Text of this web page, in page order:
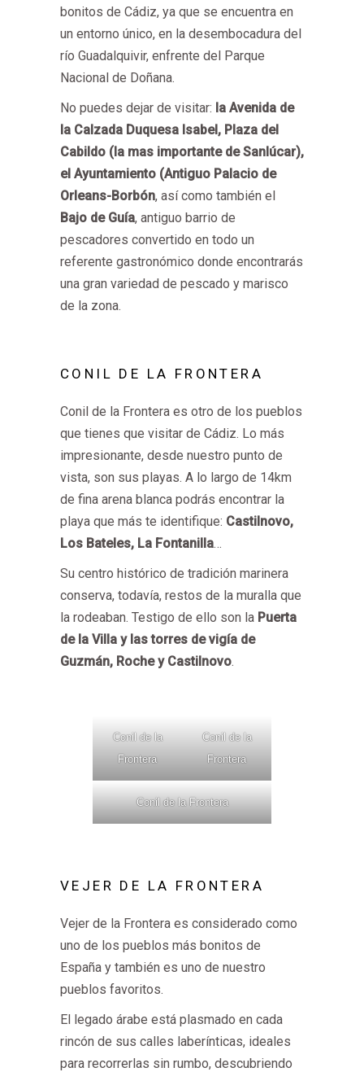
bonitos de Cádiz, ya que se encuentra en
un entorno único, en la desembocadura del
río Guadalquivir, enfrente del Parque
Nacional de Doñana.
No puedes dejar de visitar: la Avenida de
la Calzada Duquesa Isabel, Plaza del
Cabildo (la mas importante de Sanlúcar),
el Ayuntamiento (Antiguo Palacio de
Orleans-Borbón, así como también el
Bajo de Guía, antiguo barrio de
pescadores convertido en todo un
referente gastronómico donde encontrarás
una gran variedad de pescado y marisco
de la zona.
CONIL DE LA FRONTERA
Conil de la Frontera es otro de los pueblos
que tienes que visitar de Cádiz. Lo más
impresionante, desde nuestro punto de
vista, son sus playas. A lo largo de 14km
de fina arena blanca podrás encontrar la
playa que más te identifique: Castilnovo,
Los Bateles, La Fontanilla…
Su centro histórico de tradición marinera
conserva, todavía, restos de la muralla que
la rodeaban. Testigo de ello son la Puerta
de la Villa y las torres de vigía de
Guzmán, Roche y Castilnovo.
Conil de la
Frontera
Conil de la
Frontera
Conil de la Frontera
VEJER DE LA FRONTERA
Vejer de la Frontera es considerado como
uno de los pueblos más bonitos de
España y también es uno de nuestro
pueblos favoritos.
El legado árabe está plasmado en cada
rincón de sus calles laberínticas, ideales
para recorrerlas sin rumbo, descubriendo